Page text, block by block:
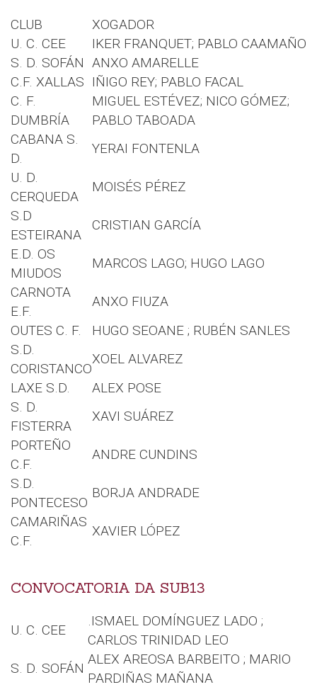
CLUB
XOGADOR
U. C. CEE
IKER FRANQUET; PABLO CAAMAÑO
S. D. SOFÁN ANXO AMARELLE
C.F. XALLAS IÑIGO REY; PABLO FACAL
C. F.
DUMBRÍA
MIGUEL ESTÉVEZ; NICO GÓMEZ;
PABLO TABOADA
CABANA S.
D.
YERAI FONTENLA
U. D.
CERQUEDA
MOISÉS PÉREZ
S.D
ESTEIRANA
CRISTIAN GARCÍA
E.D. OS
MIUDOS
MARCOS LAGO; HUGO LAGO
CARNOTA
E.F.
ANXO FIUZA
OUTES C. F.
HUGO SEOANE ; RUBÉN SANLES
S.D.
CORISTANCO
XOEL ALVAREZ
LAXE S.D.
ALEX POSE
S. D.
FISTERRA
XAVI SUÁREZ
PORTEÑO
C.F.
ANDRE CUNDINS
S.D.
PONTECESO
BORJA ANDRADE
CAMARIÑAS
C.F.
XAVIER LÓPEZ
CONVOCATORIA DA SUB13
U. C. CEE
.ISMAEL DOMÍNGUEZ LADO ;
CARLOS TRINIDAD LEO
S. D. SOFÁN
ALEX AREOSA BARBEITO ; MARIO
PARDIÑAS MAÑANA